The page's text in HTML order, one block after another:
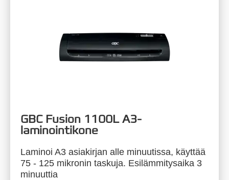
GBC Fusion 1100L A3-
laminointikone
Laminoi A3 asiakirjan alle minuutissa, käyttää
75 - 125 mikronin taskuja. Esilämmitysaika 3
minuuttia